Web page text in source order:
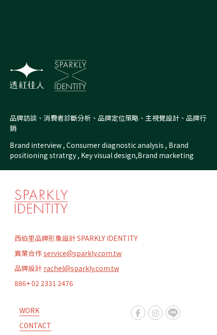
品牌訪談、消費者診斷分析、品牌定位策略、主視覺設計、品牌行
銷
Brand interview , Consumer diagnostic analysis , Brand
positioning stratrgy , Key visual design,Brand marketing
西伯里品牌形象設計 SPARKLY IDENTITY
異業合作 service@sparkly.com.tw
品牌設計 rachel@sparkly.com.tw
886+ 02 2331 2476
WORK
CONTACT